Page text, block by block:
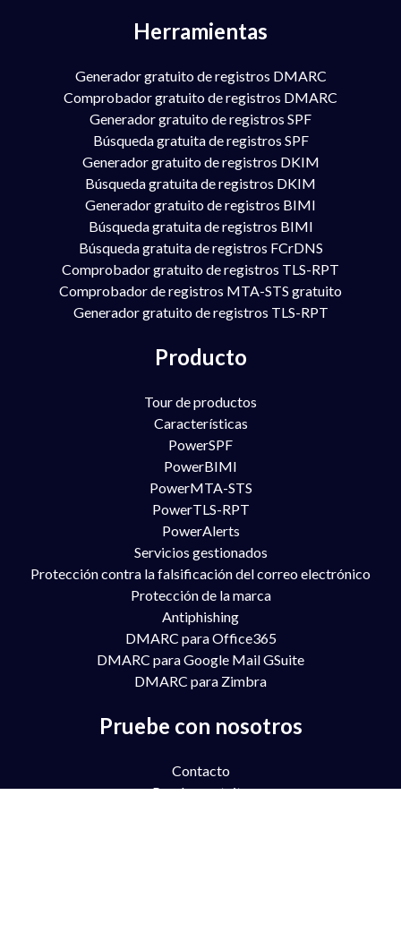
Herramientas
Generador gratuito de registros DMARC
Comprobador gratuito de registros DMARC
Generador gratuito de registros SPF
Búsqueda gratuita de registros SPF
Generador gratuito de registros DKIM
Búsqueda gratuita de registros DKIM
Generador gratuito de registros BIMI
Búsqueda gratuita de registros BIMI
Búsqueda gratuita de registros FCrDNS
Comprobador gratuito de registros TLS-RPT
Comprobador de registros MTA-STS gratuito
Generador gratuito de registros TLS-RPT
Producto
Tour de productos
Características
PowerSPF
PowerBIMI
PowerMTA-STS
PowerTLS-RPT
PowerAlerts
Servicios gestionados
Protección contra la falsificación del correo electrónico
Protección de la marca
Antiphishing
DMARC para Office365
DMARC para Google Mail GSuite
DMARC para Zimbra
Pruebe con nosotros
Contacto
Prueba gratuita